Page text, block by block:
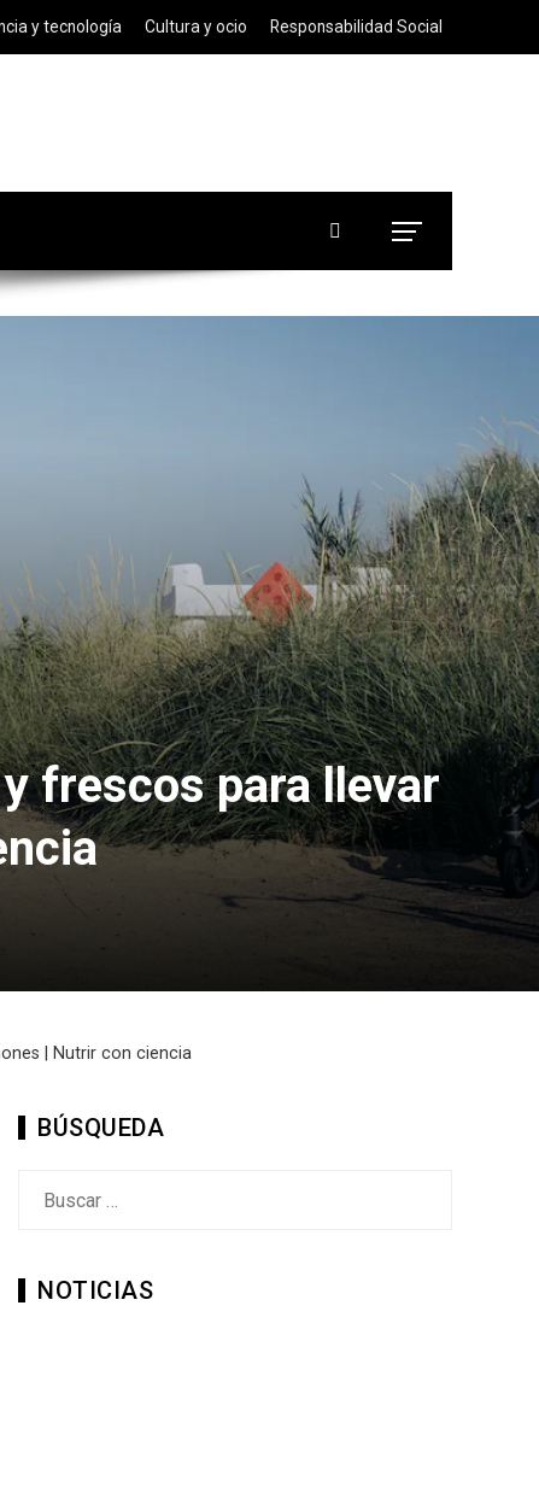
y tecnología Cultura y ocio Responsabilidad Social
frescos para llevar
| Nutrir con ciencia
BÚSQUEDA
NOTICIAS